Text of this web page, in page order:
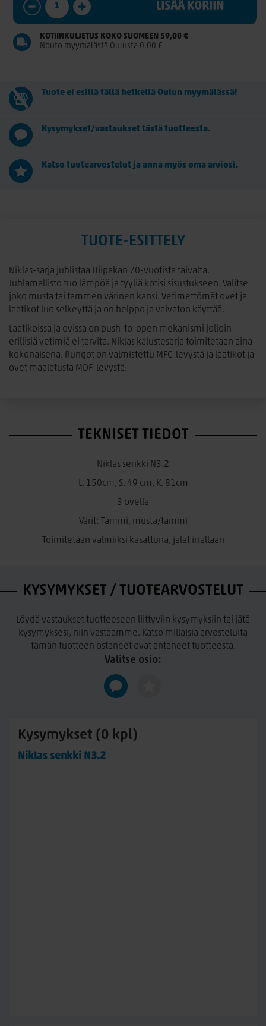
LISÄÄ KORIIN
KOTIINKULJETUS KOKO SUOMEEN 59,00 €
Nouto myymälästä Oulusta 0,00 €
Tuote ei esillä tällä hetkellä Oulun myymälässä!
Kysymykset/vastaukset tästä tuotteesta.
Katso tuotearvostelut ja anna myös oma arviosi.
TUOTE-ESITTELY
Niklas-sarja juhlistaa Hiipakan 70-vuotista taivalta.
Juhlamallisto tuo lämpöä ja tyyliä kotisi sisustukseen. Valitse
joko musta tai tammen värinen kansi. Vetimettömät ovet ja
laatikot luo selkeyttä ja on helppo ja vaivaton käyttää.
Laatikoissa ja ovissa on push-to-open mekanismi jolloin
erillisiä vetimiä ei tarvita. Niklas kalustesarja toimitetaan aina
kokonaisena. Rungot on valmistettu MFC-levystä ja laatikot ja
ovet maalatusta MDF-levystä.
TEKNISET TIEDOT
Niklas senkki N3.2
L. 150cm, S. 49 cm, K. 81cm
3 ovella
Värit: Tammi, musta/tammi
Toimitetaan valmiiksi kasattuna, jalat irrallaan
KYSYMYKSET / TUOTEARVOSTELUT
Löydä vastaukset tuotteeseen liittyviin kysymyksiin tai jätä
kysymyksesi, niin vastaamme. Katso millaisia arvosteluita
tämän tuotteen ostaneet ovat antaneet tuotteesta.
Valitse osio:
Kysymykset (0 kpl)
Niklas senkki N3.2